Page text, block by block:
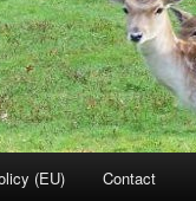
(EU) Contact